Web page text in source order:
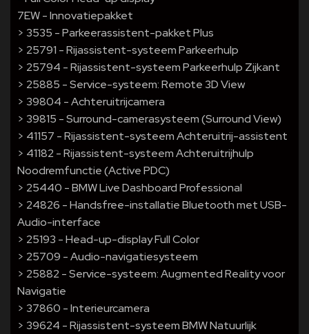
7EW - Innovatiepakket
> 3535 - Parkeerassistent-pakket Plus
> 25791 - Rijassistent-systeem Parkeerhulp
> 25794 - Rijassistent-systeem Parkeerhulp Zijkant
> 25885 - Service-systeem: Remote 3D View
> 39804 - Achteruitrijcamera
> 39815 - Surround-camerasysteem (Surround View)
> 41157 - Rijassistent-systeem Achteruitrij-assistent
> 41182 - Rijassistent-systeem Achteruitrijhulp
Noodremfunctie (Active PDC)
> 25440 - BMW Live Dashboard Professional
> 24826 - Handsfree-installatie Bluetooth met USB-
Audio-interface
> 25193 - Head-up-display Full Color
> 25709 - Audio-navigatiesysteem
> 25882 - Service-systeem: Augmented Reality voor
Navigatie
> 37860 - Interieurcamera
> 39624 - Rijassistent-systeem BMW Natuurlijk